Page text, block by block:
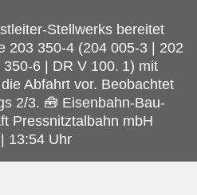
Stellwerks bereitet
203 350-4 (204 005-3 | 202
6 | DR V 100. 1) mit
Abfahrt vor. Beobachtet
2/3. 🧰 Eisenbahn-Bau-
Pressnitztalbahn mbH
13:54 Uhr